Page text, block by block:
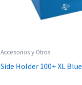
Accesorios y Otros
Side Holder 100+ XL Blue